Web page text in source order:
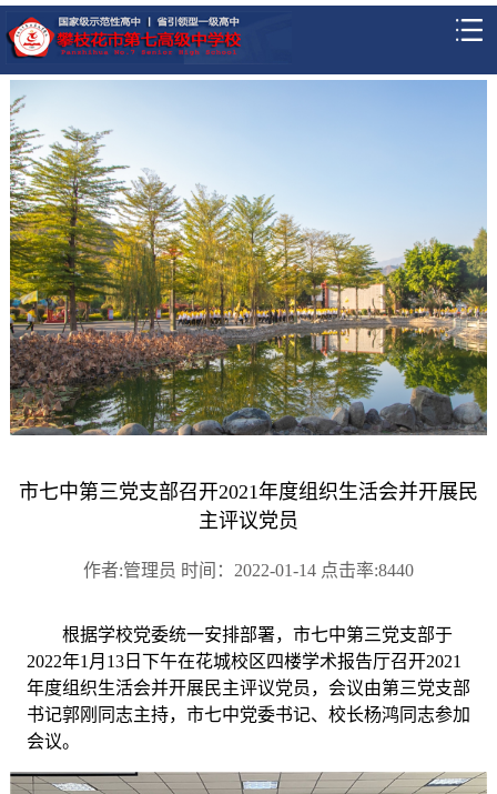
市七中第三党支部召开2021年度组织生活会并开展民
主评议党员
作者:管理员 时间：2022-01-14 点击率:8440
根据学校党委统一安排部署，市七中第三党支部于
2022年1 月 13日下午在花城校区四楼学术报告厅召开2021
年度组织生活会并开展民主评议党员，会议由第三党支部
书记郭刚同志主持，市七中党委书记、校长杨鸿同志参加
会议。